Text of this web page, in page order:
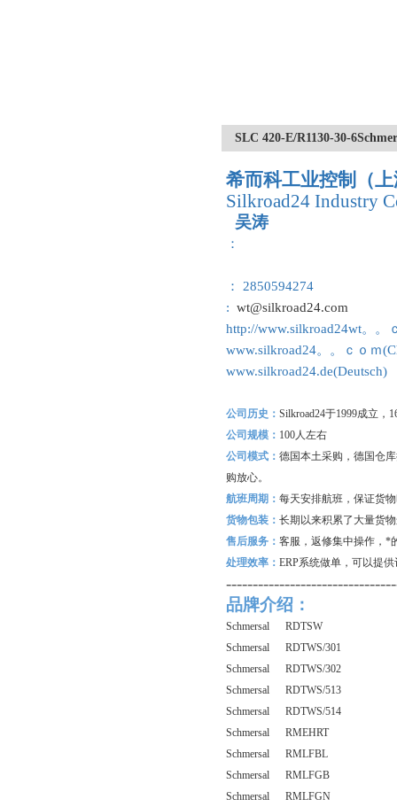
SLC 420-E/R1130-30-
希而科工业控制（
Silkroad24 Industry
吴涛
：
： 2850594274
: wt@silkroad24.com
http://www.silkroad24wt。。
www.silkroad24。。ｃｏｍ
www.silkroad24.de(Deutsch)
公司历史： Silkroad24于1999成立，
公司规模： 100人左右
公司模式： 德国本土采购，德国仓
购放心。
航班周期： 每天安排航班，保证货
货物包装： 长期以来积累了大量货
售后服务： 客服，返修集中操作，*
处理效率： ERP系统做单，可以提
品牌介绍：
Schmersal RDTSW
Schmersal RDTWS/301
Schmersal RDTWS/302
Schmersal RDTWS/513
Schmersal RDTWS/514
Schmersal RMEHRT
Schmersal RMLFBL
Schmersal RMLFGB
Schmersal RMLFGN